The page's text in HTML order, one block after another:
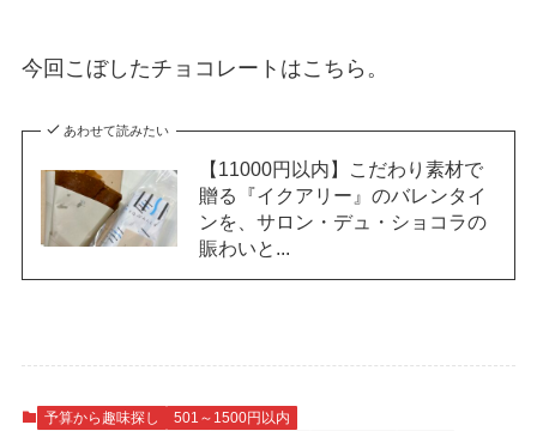
今回こぼしたチョコレートはこちら。
あわせて読みたい
【11000円以内】こだわり素材で
贈る『イクアリー』のバレンタイ
ンを、サロン・デュ・ショコラの
賑わいと...
予算から趣味探し
501～1500円以内